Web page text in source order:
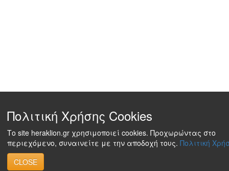
Πολιτική Χρήσης Cookies
Το site heraklion.gr χρησιμοποιεί cookies. Προχωρώντας στο
περιεχόμενο, συναινείτε με την αποδοχή τους. Πολιτική
CLOSE